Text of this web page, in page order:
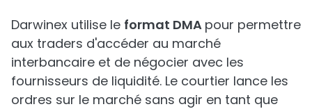
Darwinex utilise le format DMA pour permettre
aux traders d'accéder au marché
interbancaire et de négocier avec les
fournisseurs de liquidité. Le courtier lance les
ordres sur le marché sans agir en tant que